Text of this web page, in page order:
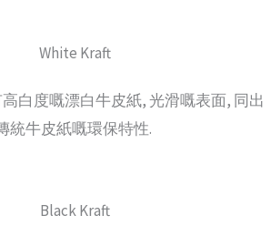
白度嘅漂白牛皮紙, 光滑嘅表面, 同出
統牛皮紙嘅環保特性.